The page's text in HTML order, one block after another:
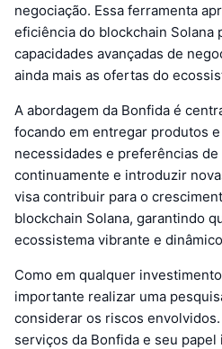
negociação. Essa ferramenta
eficiência do blockchain Solana
capacidades avançadas de
ainda mais as ofertas do
A abordagem da Bonfida é
focando em entregar produtos
necessidades e preferências
continuamente e introduzir
visa contribuir para o
blockchain Solana, garantindo
ecossistema vibrante e
Como em qualquer
importante realizar uma
considerar os riscos
serviços da Bonfida e seu